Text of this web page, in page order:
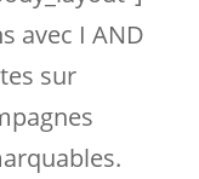
avec I AND
sur